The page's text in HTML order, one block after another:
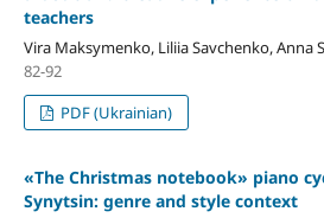
teachers
Vira Maksymenko, Liliia Savchenko, Anna
82-92
PDF (Ukrainian)
«The Christmas notebook» piano
Synytsin: genre and style context